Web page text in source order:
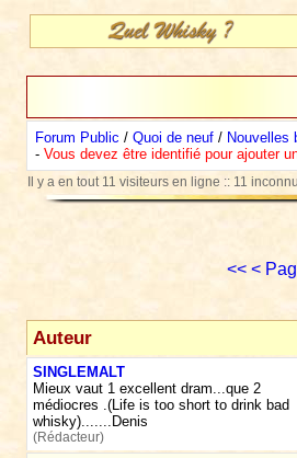
Forum Public / Quoi de neuf/ Nouvelles
- Vous devez être identifié pour ajouter
Il y a en tout 11 visiteurs en ligne :: 11
<< <
Auteur
SINGLEMALT
Mieux vaut 1 excellent dram...que 2
médiocres .(Life is too short to drink bad
whisky).......Denis
(Rédacteur)